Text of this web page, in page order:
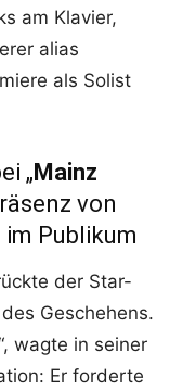
am Klavier,
alias
als Solist
„Mainz
von
Publikum
der Star-
Geschehens.
wagte in seiner
Er forderte